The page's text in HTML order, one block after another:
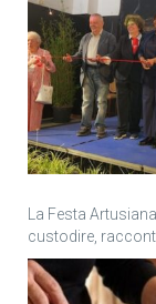
La Festa
custodire,